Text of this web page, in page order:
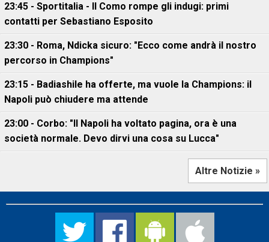
23:45 - Sportitalia - Il Como rompe gli indugi: primi
contatti per Sebastiano Esposito
23:30 - Roma, Ndicka sicuro: "Ecco come andrà il nostro
percorso in Champions"
23:15 - Badiashile ha offerte, ma vuole la Champions: il
Napoli può chiudere ma attende
23:00 - Corbo: "Il Napoli ha voltato pagina, ora è una
società normale. Devo dirvi una cosa su Lucca"
Altre Notizie »